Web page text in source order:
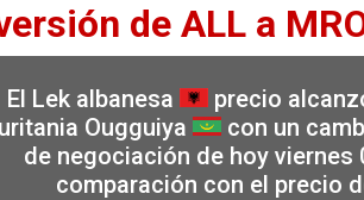
de ALL a
El Lek albanesa
precio
Ougguiya
con un
de negociación de hoy viernes
comparación con el precio